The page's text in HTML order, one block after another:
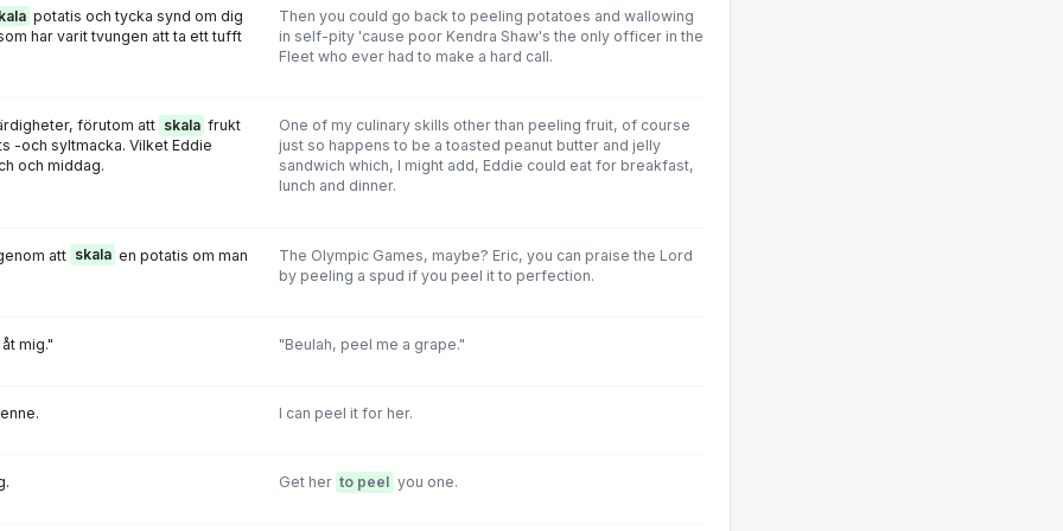
potatis och tycka synd om dig
har varit tvungen att ta ett tufft
Then you could go back to peeling potatoes and wallowing
in self-pity 'cause poor Kendra Shaw's the only officer in the
Fleet who ever had to make a hard call.
förutom att skala frukt
-och syltmacka. Vilket Eddie
och middag.
One of my culinary skills other than peeling fruit, of course
just so happens to be a toasted peanut butter and jelly
sandwich which, I might add, Eddie could eat for breakfast,
lunch and dinner.
att skala en potatis om man
The Olympic Games, maybe? Eric, you can praise the Lord
by peeling a spud if you peel it to perfection.
mig." "Beulah, peel me a grape."
I can peel it for her.
Get her to peel you one.